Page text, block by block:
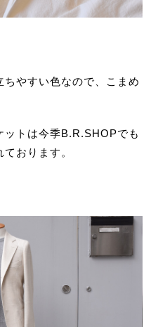
やすい色なので、こまめ
ットは今季B.R.SHOPでも
おります。